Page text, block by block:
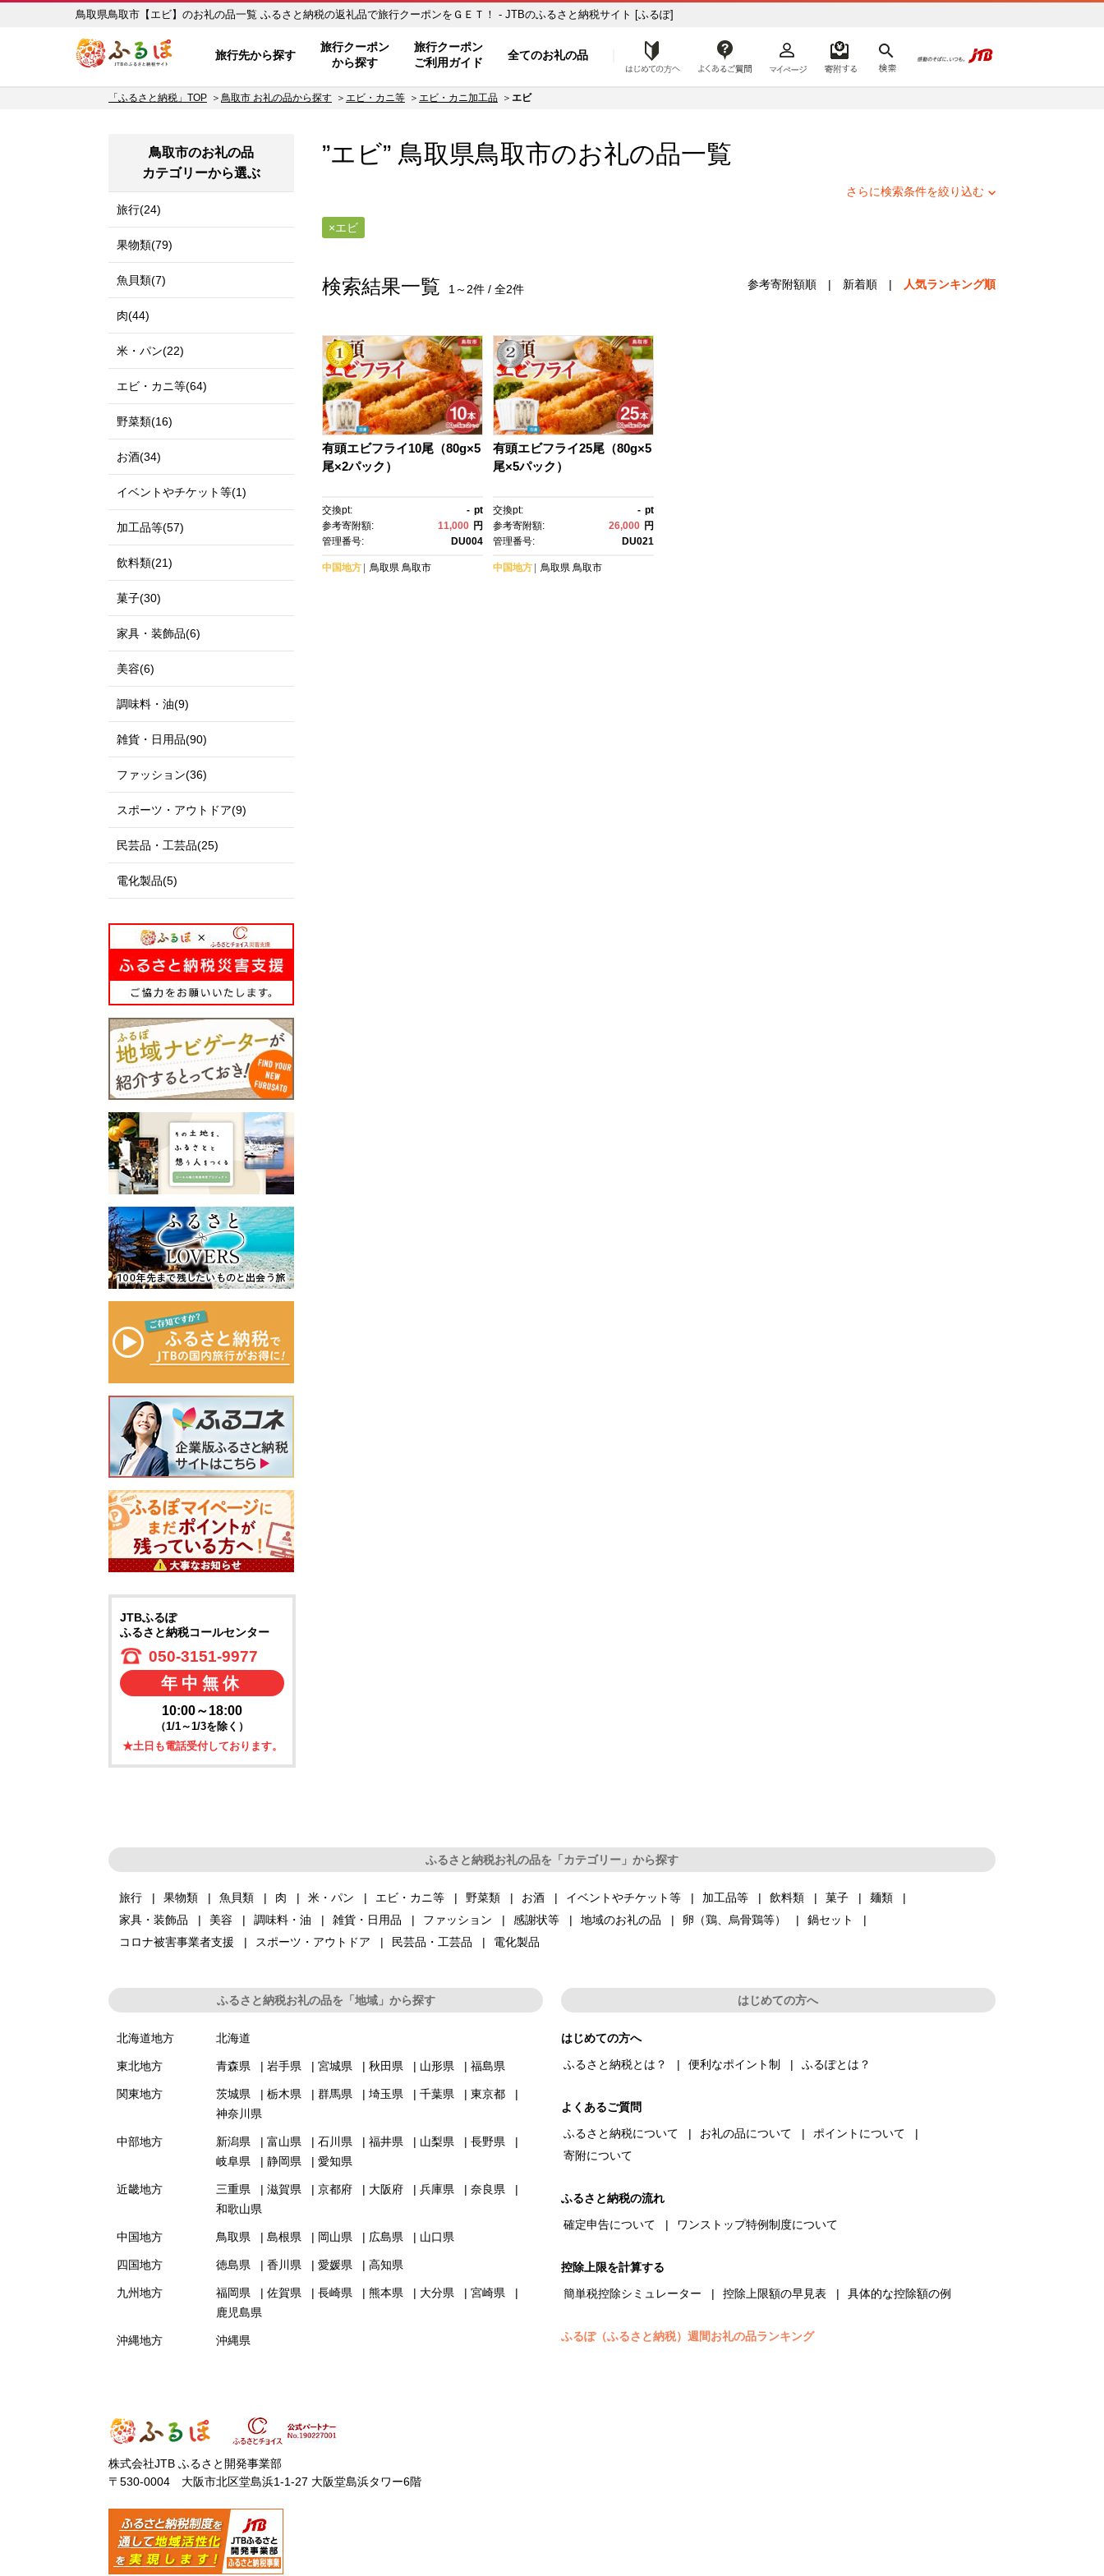
鳥取県鳥取市【エビ】のお礼の品一覧 ふるさと納税の返礼品で旅行クーポンをＧＥＴ！ - JTBのふるさと納税サイト [ふるぽ]
旅行先から探す
旅行クーポン
から探す
旅行クーポン
ご利用ガイド
全てのお礼の品 はじめての方へ
「ふるさと納税」TOP 鳥取市 お礼の品から探す エビ・カニ等 エビ・カニ加工品 エビ
”エビ” 鳥取県鳥取市のお礼の品一覧
さらに検索条件を絞り込む
エビ
検索結果一覧 1～2件 / 全2件 参考寄附額順 | 新着順 | 人気ランキング順
有頭エビフライ10尾（80g×5
尾×2パック）
交換pt: - pt
参考寄附額:
11,000 円
管理番号:
DU004
中国地方 鳥取県 鳥取市
有頭エビフライ25尾（80g×5
尾×5パック）
交換pt: - pt
参考寄附額:
26,000 円
管理番号:
DU021
中国地方 鳥取県 鳥取市
鳥取市のお礼の品
カテゴリーから選ぶ
旅行(24)
果物類(79)
魚貝類(7)
肉(44)
米・パン(22)
エビ・カニ等(64)
野菜類(16)
お酒(34)
イベントやチケット等(1)
加工品等(57)
飲料類(21)
菓子(30)
家具・装飾品(6)
美容(6)
調味料・油(9)
雑貨・日用品(90)
ファッション(36)
スポーツ・アウトドア(9)
民芸品・工芸品(25)
電化製品(5)
JTBふるぽ
ふるさと納税コールセンター
050-3151-9977
年中無休
10:00～18:00
（1/1～1/3を除く）
★土日も電話受付しております。
ふるさと納税お礼の品を「カテゴリー」から探す
旅行 果物類 魚貝類 肉 米・パン エビ・カニ等 野菜類 お酒 イベントやチケット等 加工品等 飲料類 菓子
麺類
家具・装飾品
美容 調味料・油 雑貨・日用品 ファッション 感謝状等 地域のお礼の品 卵（鶏、烏骨鶏等）
鍋セット
コロナ被害事業者支援
スポーツ・アウトドア 民芸品・工芸品 電化製品
ふるさと納税お礼の品を「地域」から探す
北海道地方 北海道
東北地方 青森県 岩手県 宮城県 秋田県 山形県 福島県
関東地方 茨城県 栃木県 群馬県 埼玉県 千葉県
東京都
神奈川県
中部地方 新潟県 富山県 石川県 福井県 山梨県
長野県
岐阜県
静岡県 愛知県
近畿地方 三重県 滋賀県 京都府 大阪府 兵庫県
奈良県
和歌山県
中国地方 鳥取県 島根県 岡山県 広島県 山口県
四国地方 徳島県 香川県 愛媛県 高知県
九州地方 福岡県 佐賀県 長崎県 熊本県 大分県
宮崎県
鹿児島県
沖縄地方 沖縄県
はじめての方へ
はじめての方へ
ふるさと納税とは？
便利なポイント制 ふるぽとは？
よくあるご質問
ふるさと納税について
お礼の品について
ポイントについて
寄附について
ふるさと納税の流れ
確定申告について
ワンストップ特例制度について
控除上限を計算する
簡単税控除シミュレーター
控除上限額の早見表 具体的な控除額の例
ふるぽ（ふるさと納税）週間お礼の品ランキング
株式会社JTB ふるさと開発事業部
〒530-0004 大阪市北区堂島浜1-1-27 大阪堂島浜タワー6階